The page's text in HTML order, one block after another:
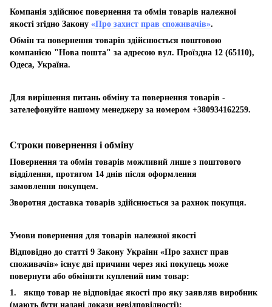
Компанія здійснює повернення та обмін товарів належної
якості згідно Закону «Про захист прав споживачів».
Обмін та повернення товарів здійснюється поштовою
компанією "Нова пошта" за адресою вул. Проїздна 12 (65110),
Одеса, Україна.
Для вирішення питань обміну та повернення товарів -
зателефонуйте нашому менеджеру за номером +380934162259.
Строки повернення і обміну
Повернення та обмін товарів можливий лише з поштового
відділення, протягом 14 днів після оформлення
замовлення покупцем.
Зворотня доставка товарів здійснюється за рахнок покупця.
Умови повернення для товарів належної якості
Відповідно до статті 9 Закону України «Про захист прав
споживачів» існує дві причини через які покупець може
повернути або обміняти куплений ним товар:
1. якщо товар не відповідає якості про яку заявляв виробник
(мають бути надані докази невідповідності);